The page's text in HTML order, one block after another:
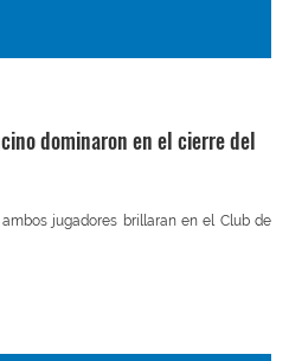
dominaron en el cierre del
jugadores brillaran en el Club de